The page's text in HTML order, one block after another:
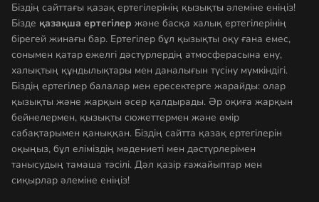
Біздің сайттағы қазақ ертегілерінің қызықты әлеміне еніңіз!
Бізде қазақша ертегілер және басқа халық ертегілерінің
бірегей жинағы бар. Ертегілер бұл қызықты оқу ғана емес,
сонымен қатар ежелгі дәстүрлердің атмосферасына ену,
халықтың құндылықтары мен даналығын түсіну мүмкіндігі.
Біздің ертегілер балалар мен ересектерге жарайды: олар
қызықты және жарқын әсер қалдырады. Әр оқиға жарқын
бейнелермен, қызықты сюжеттермен және өмір
сабақтарымен қаныққан. Біздің сайтта қазақ ертегілерін
оқыңыз, бұл еліміздің мәдениеті мен дәстүрлерімен
танысудың тамаша тәсілі. Дәл қазір ғажайыптар мен
сиқырлар әлеміне еніңіз!